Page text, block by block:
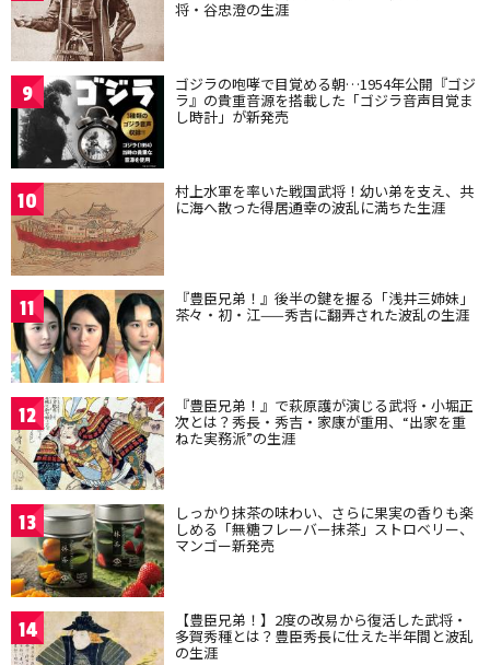
将・谷忠澄の生涯
9 ゴジラの咆哮で目覚める朝…1954年公開『ゴジ
ラ』の貴重音源を搭載した「ゴジラ音声目覚ま
し時計」が新発売
10 村上水軍を率いた戦国武将！幼い弟を支え、共
に海へ散った得居通幸の波乱に満ちた生涯
11 『豊臣兄弟！』後半の鍵を握る「浅井三姉妹」
茶々・初・江——秀吉に翻弄された波乱の生涯
12 『豊臣兄弟！』で萩原護が演じる武将・小堀正
次とは？秀長・秀吉・家康が重用、“出家を重
ねた実務派”の生涯
13 しっかり抹茶の味わい、さらに果実の香りも楽
しめる「無糖フレーバー抹茶」ストロベリー、
マンゴー新発売
14 【豊臣兄弟！】2度の改易から復活した武将・
多賀秀種とは？豊臣秀長に仕えた半年間と波乱
の生涯